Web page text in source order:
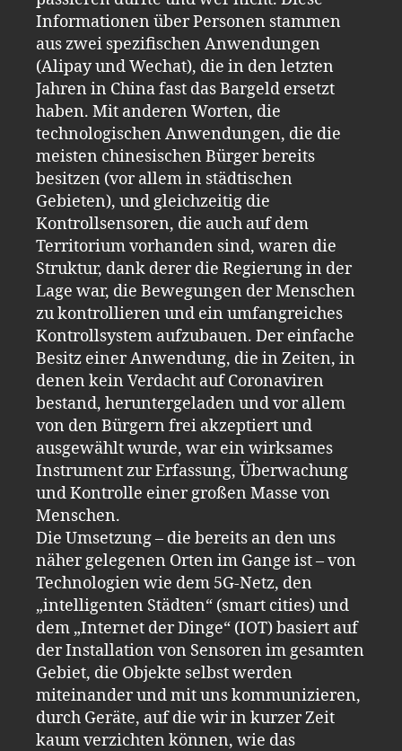
Informationen über Personen stammen
aus zwei spezifischen Anwendungen
(Alipay und Wechat), die in den letzten
Jahren in China fast das Bargeld ersetzt
haben. Mit anderen Worten, die
technologischen Anwendungen, die die
meisten chinesischen Bürger bereits
besitzen (vor allem in städtischen
Gebieten), und gleichzeitig die
Kontrollsensoren, die auch auf dem
Territorium vorhanden sind, waren die
Struktur, dank derer die Regierung in der
Lage war, die Bewegungen der Menschen
zu kontrollieren und ein umfangreiches
Kontrollsystem aufzubauen. Der einfache
Besitz einer Anwendung, die in Zeiten, in
denen kein Verdacht auf Coronaviren
bestand, heruntergeladen und vor allem
von den Bürgern frei akzeptiert und
ausgewählt wurde, war ein wirksames
Instrument zur Erfassung, Überwachung
und Kontrolle einer großen Masse von
Menschen.
Die Umsetzung – die bereits an den uns
näher gelegenen Orten im Gange ist – von
Technologien wie dem 5G-Netz, den
„intelligenten Städten“ (smart cities) und
dem „Internet der Dinge“ (IOT) basiert auf
der Installation von Sensoren im gesamten
Gebiet, die Objekte selbst werden
miteinander und mit uns kommunizieren,
durch Geräte, auf die wir in kurzer Zeit
kaum verzichten können, wie das